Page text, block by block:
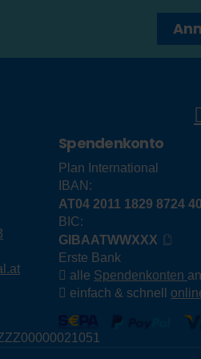
Spendenkonto
Plan International
IBAN:
AT04 2011 1829 8724
BIC:
GIBAATWWXXX
Erste Bank
alle Spendenkonten
einfach & schnell